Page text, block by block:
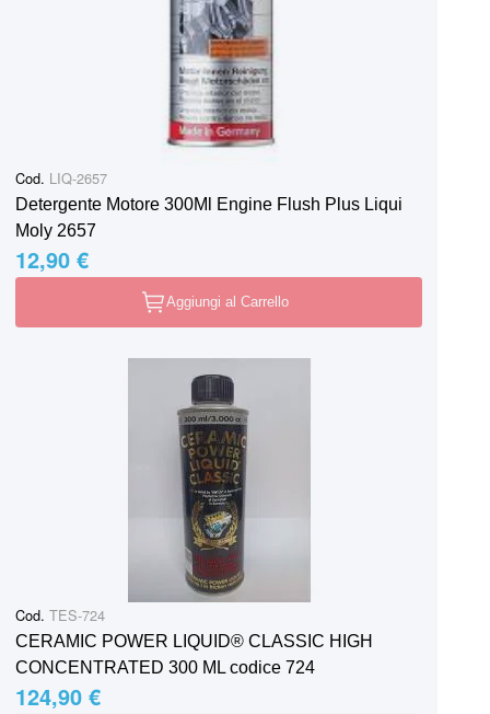
Cod. LIQ-2657
Detergente Motore 300Ml Engine Flush Plus Liqui
Moly 2657
12,90 €
Aggiungi al Carrello
Cod. TES-724
CERAMIC POWER LIQUID® CLASSIC HIGH
CONCENTRATED 300 ML codice 724
124,90 €